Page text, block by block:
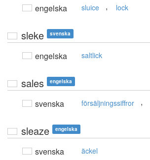
engelska sluice , lock
sleke svenska
engelska saltlick
sales engelska
svenska försäljningssiffror ,
sleaze engelska
svenska äckel